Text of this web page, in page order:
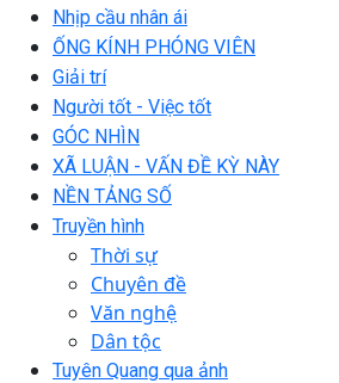
Nhịp cầu nhân ái
ỐNG KÍNH PHÓNG VIÊN
Giải trí
Người tốt - Việc tốt
GÓC NHÌN
XÃ LUẬN - VẤN ĐỀ KỲ NÀY
NỀN TẢNG SỐ
Truyền hình
Thời sự
Chuyên đề
Văn nghệ
Dân tộc
Tuyên Quang qua ảnh